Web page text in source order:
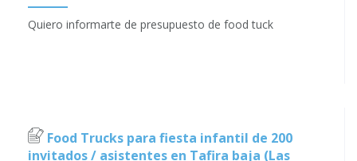
Quiero informarte de presupuesto de food tuck
Food Trucks para fiesta infantil de 200
invitados / asistentes en Tafira baja (Las